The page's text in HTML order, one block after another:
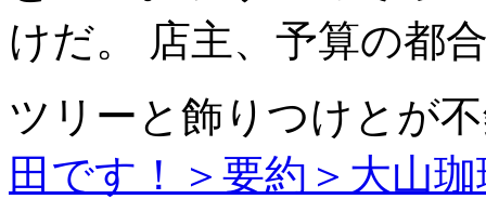
けだ。 店主、予算の
ツリーと飾りつけとが
田です！＞要約＞大山